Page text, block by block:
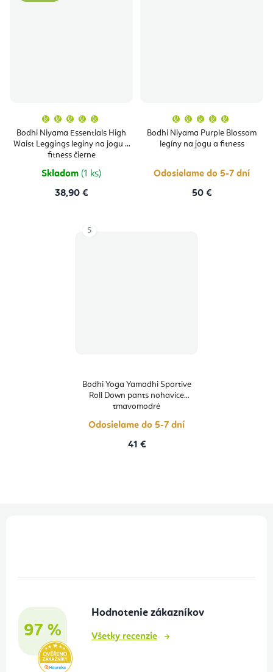
Bodhi Niyama Essentials High
Waist Leggings legíny na jogu a
fitness čierne
produktu
je
5,0
Skladom (1 ks)
38,90 €
Bodhi Niyama Purple Blossom
legíny na jogu a fitness
produktu
je
5,0
Odosielame do 5-7 dní
50 €
Bodhi Yoga Yamadhi Sportive
Roll Down pants nohavice
tmavomodré
Odosielame do 5-7 dní
41 €
S
97 %
Hodnotenie zákazníkov
Všetky recenzie